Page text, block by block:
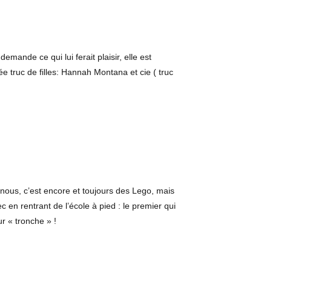
ce qui lui ferait plaisir, elle est
truc de filles: Hannah Montana et cie ( truc
c’est encore et toujours des Lego, mais
en rentrant de l’école à pied : le premier qui
« tronche » !